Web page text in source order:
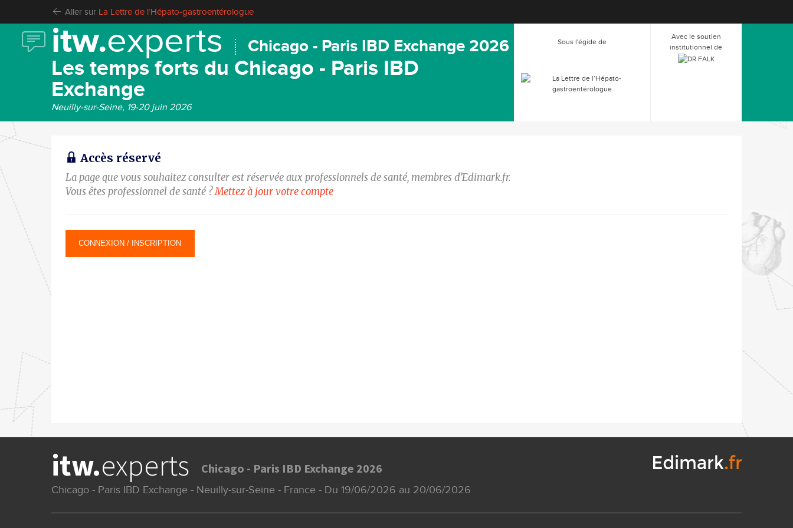
Aller sur La Lettre de l’Hépato-gastroentérologue
itw.experts Chicago - Paris IBD Exchange 2026
Les temps forts du Chicago - Paris IBD
Exchange
Neuilly-sur-Seine, 19-20 juin 2026
Sous l'égide de
Avec le soutien
institutionnel de
Accès réservé
La page que vous souhaitez consulter est réservée aux professionnels de santé, membres d’Edimark.fr.
Vous êtes professionnel de santé ?Mettez à jour votre compte
CONNEXION / INSCRIPTION
itw.experts Chicago - Paris IBD Exchange 2026
Chicago - Paris IBD Exchange - Neuilly-sur-Seine - France - Du 19/06/2026 au 20/06/2026